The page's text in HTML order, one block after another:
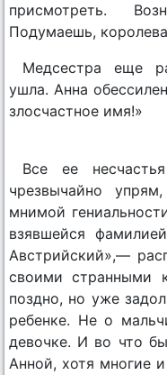
присмотреть.
Подумаешь,
Медсестра еще
ушла. Анна
злосчастное имя!»
Все ее
чрезвычайно
мнимой
взявшейся
Австрийский»,—
своими странными
поздно, но уже
ребенке. Не о
девочке. И во что
Анной, хотя многие